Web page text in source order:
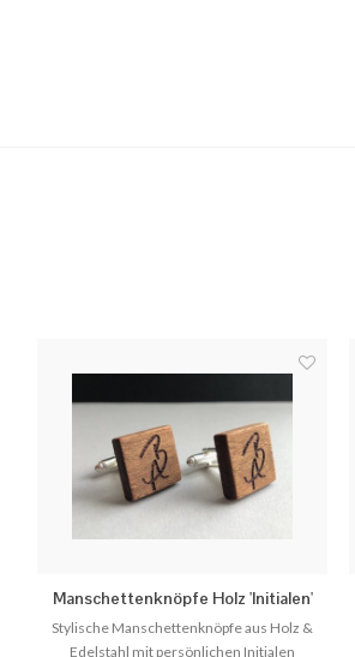
Manschettenknöpfe Holz 'Initialen'
Stylische Manschettenknöpfe aus Holz &
Edelstahl mit persönlichen Initialen